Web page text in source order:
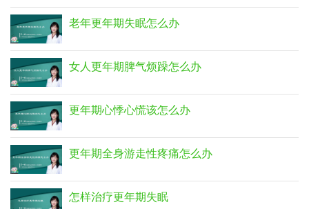
老年更年期失眠怎么办
女人更年期脾气烦躁怎么办
更年期心悸心慌该怎么办
更年期全身游走性疼痛怎么办
怎样治疗更年期失眠